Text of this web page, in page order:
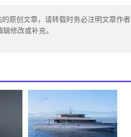
原创文章，请转载时务必注明文章作者
修改或补充。